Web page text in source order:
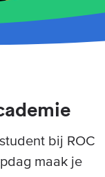
bij ROC
maak je